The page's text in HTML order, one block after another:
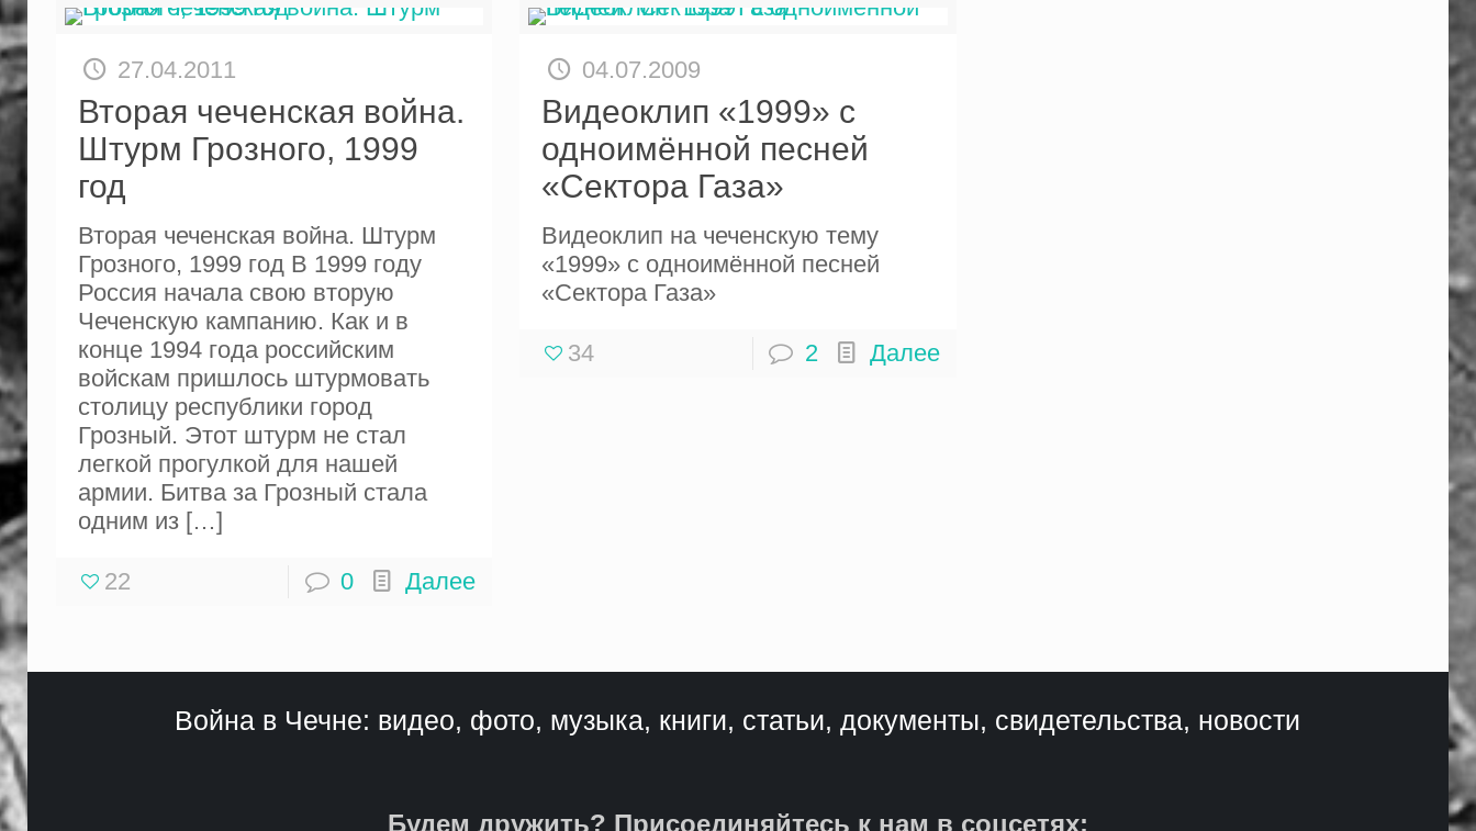
27.04.2011
Вторая чеченская война.
Штурм Грозного, 1999
год
Вторая чеченская война. Штурм
Грозного, 1999 год В 1999 году
Россия начала свою вторую
Чеченскую кампанию. Как и в
конце 1994 года российским
войскам пришлось штурмовать
столицу республики город
Грозный. Этот штурм не стал
легкой прогулкой для нашей
армии. Битва за Грозный стала
одним из[…]
22 0 Далее
04.07.2009
Видеоклип «1999» с
одноимённой песней
«Сектора Газа»
Видеоклип на чеченскую тему
«1999» с одноимённой песней
«Сектора Газа»
34 2 Далее
Война в Чечне: видео, фото, музыка, книги, статьи, документы, свидетельства, новости
Будем дружить? Присоединяйтесь к нам в соцсетях: